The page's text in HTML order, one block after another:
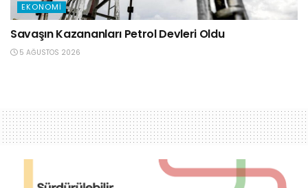
EKONOMI
Savaşın Kazananları Petrol Devleri Oldu
5 AĞUSTOS 2026